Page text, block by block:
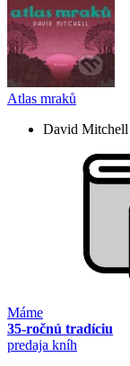
Atlas mraků
David Mitchell
Máme
35-ročnú tradíciu
predaja kníh